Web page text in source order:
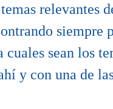
relevantes
siempre
sean los
y con una de